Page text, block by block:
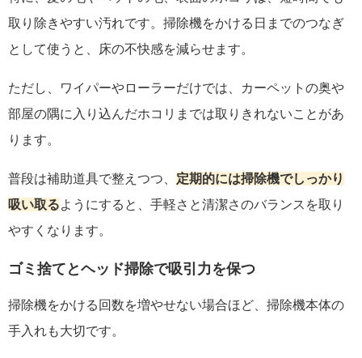
取り除きやすい汚れです。掃除機をかける日までのつなぎ
として使うと、床の不快感を減らせます。
ただし、ワイパーやローラーだけでは、カーペットの奥や
部屋の隅に入り込んだホコリまでは取りきれないことがあ
ります。
普段は補助道具で整えつつ、 定期的には掃除機でしっかり
吸い取るようにすると、手軽さと清潔さのバランスを取り
やすくなります。
ゴミ捨てとヘッド掃除で吸引力を保つ
掃除機をかける回数を増やせない場合ほど、掃除機本体の
手入れも大切です。